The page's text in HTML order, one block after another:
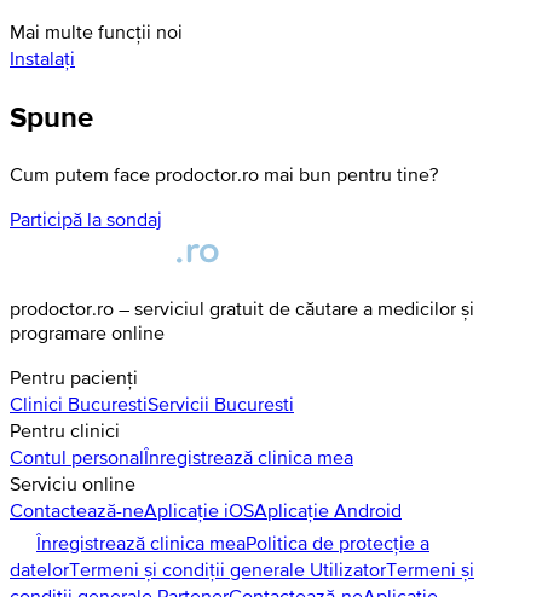
Mai multe funcții noi
Instalați
Spune
Cum putem face prodoctor.ro mai bun pentru tine?
Participă la sondaj
prodoctor.ro – serviciul gratuit de căutare a medicilor și
programare online
Pentru pacienți
Clinici BucurestiServicii Bucuresti
Pentru clinici
Contul personalÎnregistrează clinica mea
Serviciu online
Contactează-neAplicație iOSAplicație Android
Înregistrează clinica meaPolitica de protecție a
datelorTermeni și condiții generale UtilizatorTermeni și